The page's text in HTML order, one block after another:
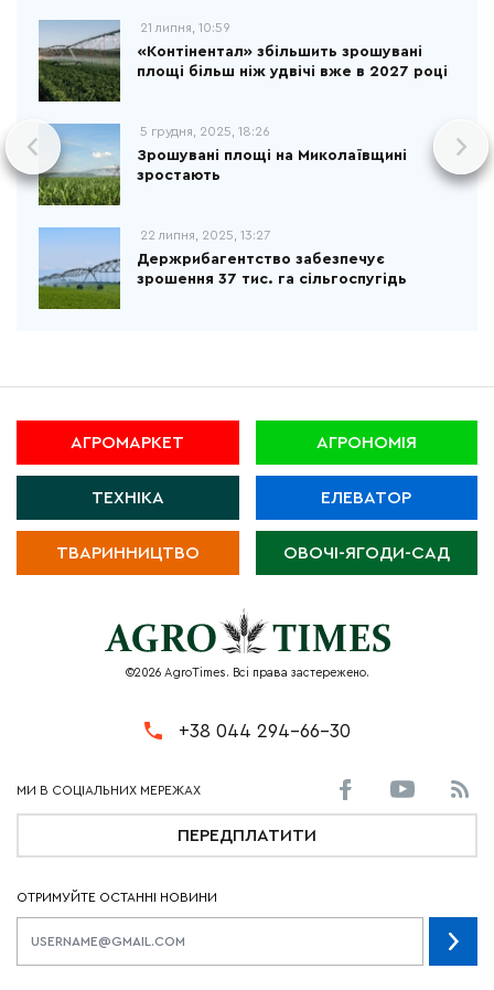
21 липня, 10:59
«Контінентал» збільшить зрошувані
площі більш ніж удвічі вже в 2027 році
5 грудня, 2025, 18:26
Зрошувані площі на Миколаївщині
зростають
22 липня, 2025, 13:27
Держрибагентство забезпечує
зрошення 37 тис. га сільгоспугідь
АГРОМАРКЕТ АГРОНОМІЯ
ТЕХНІКА ЕЛЕВАТОР
ТВАРИННИЦТВО ОВОЧІ-ЯГОДИ-САД
©2026 AgroTimes. Всі права застережено.
+38 044 294-66-30
ПЕРЕДПЛАТИТИ
ОТРИМУЙТЕ ОСТАННІ НОВИНИ